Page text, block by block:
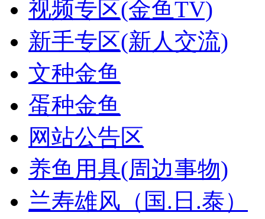
视频专区(金鱼TV)
新手专区(新人交流)
文种金鱼
蛋种金鱼
网站公告区
养鱼用具(周边事物)
兰寿雄风（国.日.泰）